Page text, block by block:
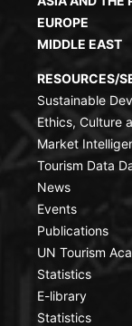
EUROPE
MIDDLE EAST
RESOURCES/
Sustainable
Ethics, Culture
Market
Tourism Data
News
Events
Publications
UN Tourism
Statistics
E-library
Statistics